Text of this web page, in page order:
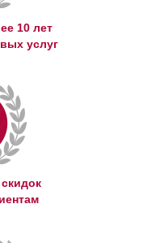
10 лет
услуг